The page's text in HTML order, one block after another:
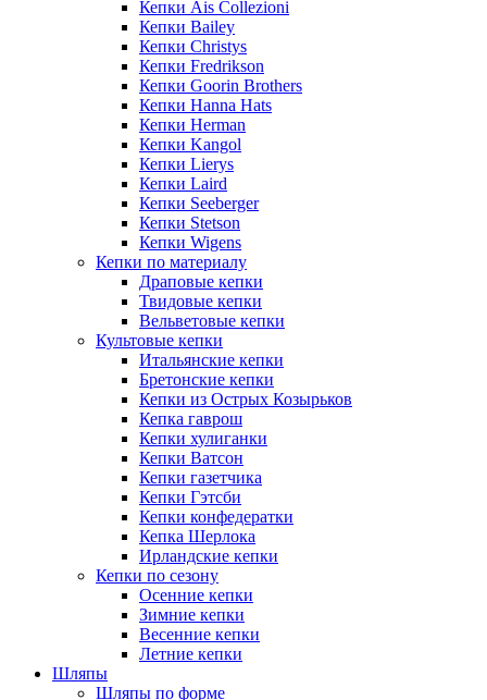
Кепки Ais Collezioni
Кепки Bailey
Кепки Christys
Кепки Fredrikson
Кепки Goorin Brothers
Кепки Hanna Hats
Кепки Herman
Кепки Kangol
Кепки Lierys
Кепки Laird
Кепки Seeberger
Кепки Stetson
Кепки Wigens
Кепки по материалу
Драповые кепки
Твидовые кепки
Вельветовые кепки
Культовые кепки
Итальянские кепки
Бретонские кепки
Кепки из Острых Козырьков
Кепка гаврош
Кепки хулиганки
Кепки Ватсон
Кепки газетчика
Кепки Гэтсби
Кепки конфедератки
Кепка Шерлока
Ирландские кепки
Кепки по сезону
Осенние кепки
Зимние кепки
Весенние кепки
Летние кепки
Шляпы
Шляпы по форме